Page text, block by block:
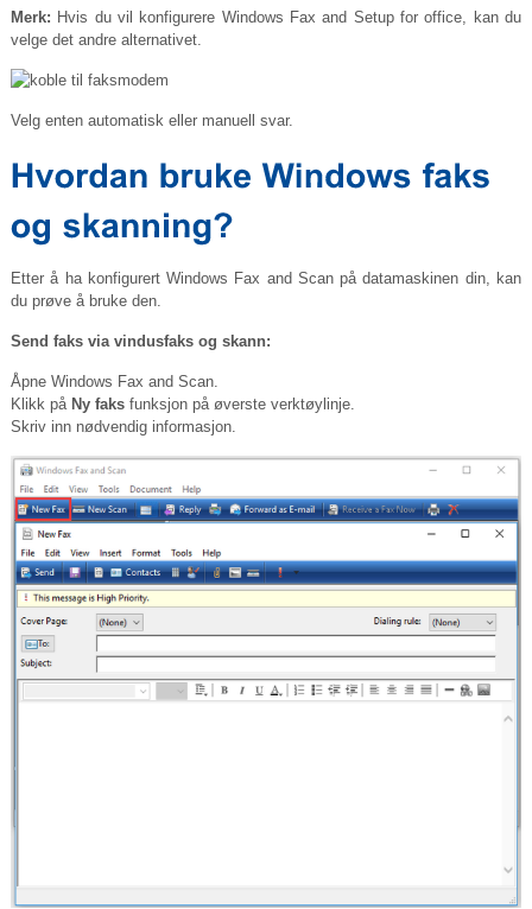
Merk: Hvis du vil konfigurere Windows Fax and Setup for office, kan du
velge det andre alternativet.
Velg enten automatisk eller manuell svar.
Etter å ha konfigurert Windows Fax and Scan på datamaskinen din, kan
du prøve å bruke den.
Send faks via vindusfaks og skann:
Åpne Windows Fax and Scan.
Klikk på Ny faksfunksjon på øverste verktøylinje.
Skriv inn nødvendig informasjon.